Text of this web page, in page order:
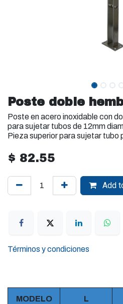
Poste doble
Poste en acero inoxidable con
para sujetar tubos de 12mm
Pieza superior para sujetar tubo
$ 82.55
Add
Términos y condiciones
MODELO L